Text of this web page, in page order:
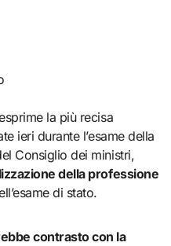
la più recisa
ieri durante l’esame della
Consiglio dei ministri,
della professione
di stato.
contrasto con la